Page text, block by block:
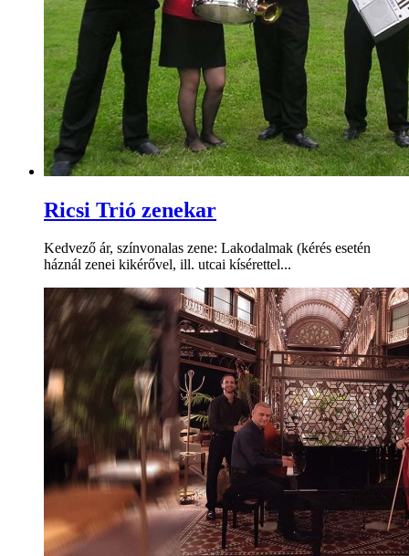
Ricsi Trió zenekar
Kedvező ár, színvonalas zene: Lakodalmak (kérés esetén
háznál zenei kikérővel, ill. utcai kísérettel...